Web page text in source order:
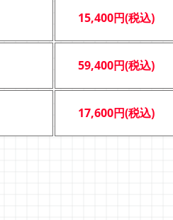
15,400円(税込)
59,400円(税込)
17,600円(税込)